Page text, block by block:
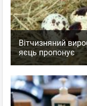
Вітчизняний
яєць пропонує